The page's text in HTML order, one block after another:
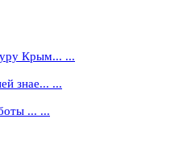
Крым... ...
знае... ...
... ...